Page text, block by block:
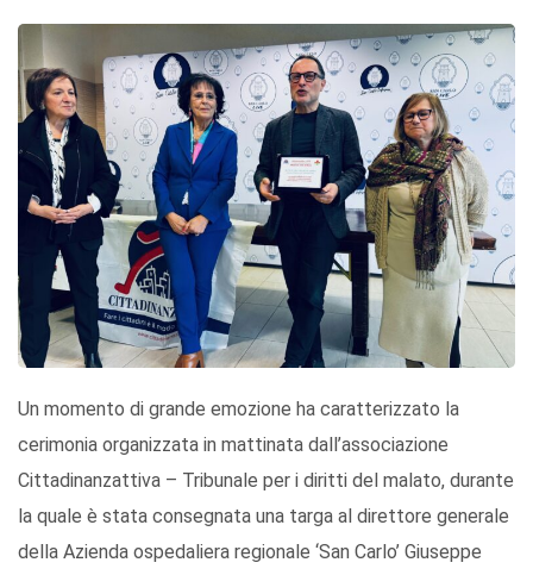
Un momento di grande emozione ha caratterizzato la
cerimonia organizzata in mattinata dall’associazione
Cittadinanzattiva – Tribunale per i diritti del malato, durante
la quale è stata consegnata una targa al direttore generale
della Azienda ospedaliera regionale ‘San Carlo’ Giuseppe